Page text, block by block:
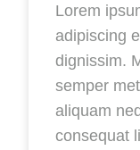
Lorem
adipiscing
dignissim.
semper
aliquam
consequat